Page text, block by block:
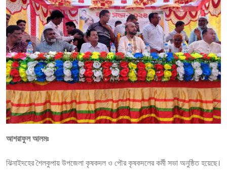
আশরাফুল আলমঃ
ঝিনাইদহের শৈলকুপায় উপজেলা কৃষকদল ও পৌর কৃষকদলের কর্মী সভা অনুষ্ঠিত হয়েছে।